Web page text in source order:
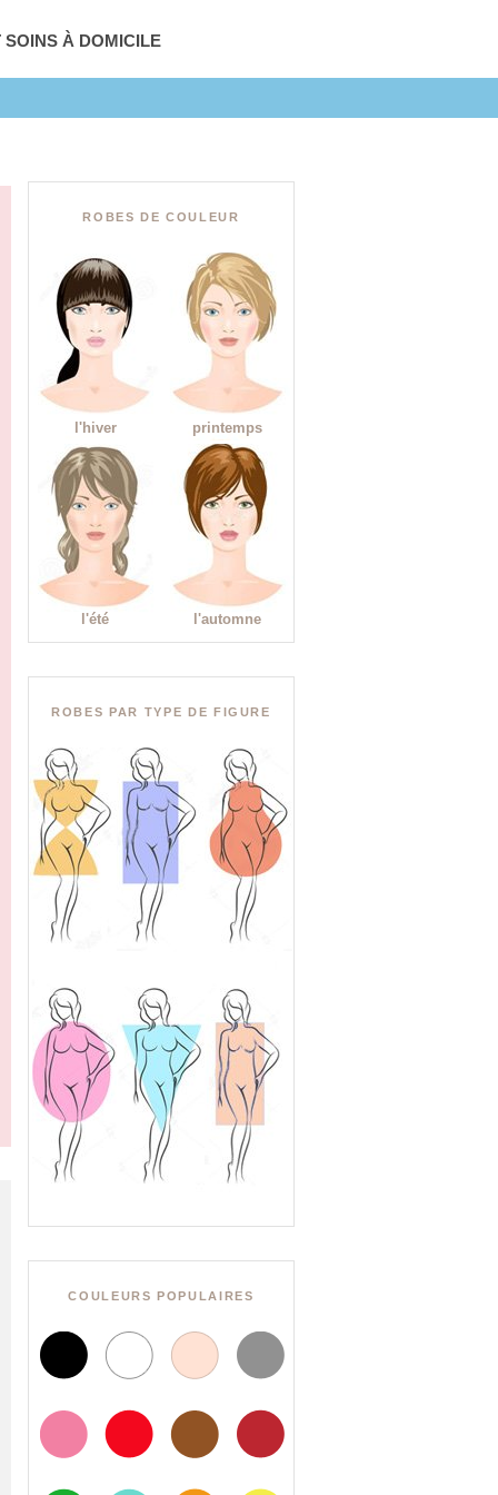
SOINS À DOMICILE
ROBES DE COULEUR
l'hiver printemps
l'été l'automne
ROBES PAR TYPE DE FIGURE
COULEURS POPULAIRES